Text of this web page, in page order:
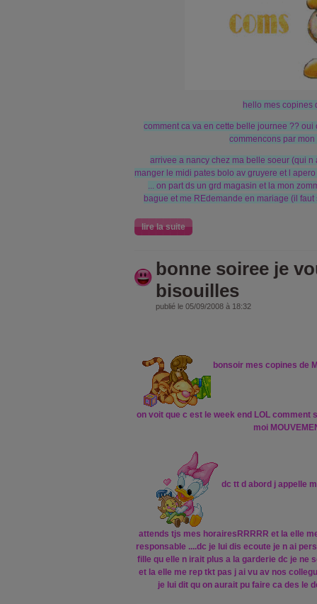
hello mes copines
comment ca va en cette belle journee ??
commencons par mon
arrivee a nancy chez ma belle soeur (qui
manger le midi pates bolo av gruyere et l
... on part ds un grd magasin et la mon
bague et me REdemande en mariage (il
lire la suite
bonne soiree je
bisouilles
publié le 05/09/2008 à 18:32
bonsoir mes copines de
on voit que c est le week end LOL comment
moi
dc tt d abord j appelle
attends tjs mes horairesRRRRR et la elle
responsable ....dc je lui dis ecoute je n ai
fille qu elle n irait plus a la garderie dc je ne
et la elle me rep tkt pas j ai vu av nos
je lui dit qu on aurait pu faire ca des le